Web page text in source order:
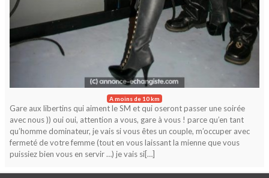
A moins de 10 km
Gare aux libertins qui aiment le SM et qui oseront passer une soirée
avec nous )) oui oui, attention a vous, gare à vous ! parce qu’en tant
qu’homme dominateur, je vais si vous êtes un couple, m’occuper avec
fermeté de votre femme (tout en vous laissant la mienne que vous
puissiez bien vous en servir …) je vais si[…]